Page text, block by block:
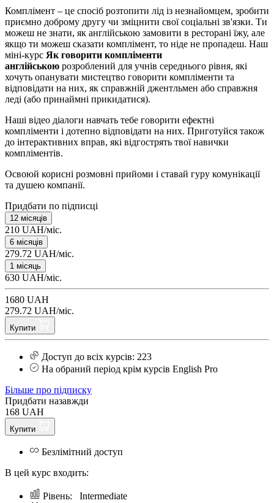
Комплімент – це спосіб розтопити лід із незнайомцем, зробити
приємно доброму другу чи зміцнити свої соціальні зв'язки. Ти
можеш не знати, як англійською замовити в ресторані їжу, але
якщо ти можеш сказати комплімент, то ніде не пропадеш. Наш
міні-курс Як говорити компліменти
англійською розроблений для учнів середнього рівня, які
хочуть опанувати мистецтво говорити компліменти та
відповідати на них, як справжній джентльмен або справжня
леді (або принаймні прикидатися).
Наші відео діалоги навчать тебе говорити ефектні
компліменти і дотепно відповідати на них. Приготуйся також
до інтерактивних вправ, які відгострять твої навички
компліментів.
Освоюй корисні розмовні прийоми і ставай гуру комунікації
та душею компанії.
Придбати по підписці
12 місяців
210 UAH/міс.
6 місяців
279.72 UAH/міс.
1 місяць
630 UAH/міс.
1680 UAH
279.72 UAH/міс.
Купити
Доступ до всіх курсів: 223
На обраний період крім курсів English Pro
Більше про підписку
Придбати назавжди
168 UAH
Купити
Безлімітний доступ
В цей курс входить:
Рівень: Intermediate